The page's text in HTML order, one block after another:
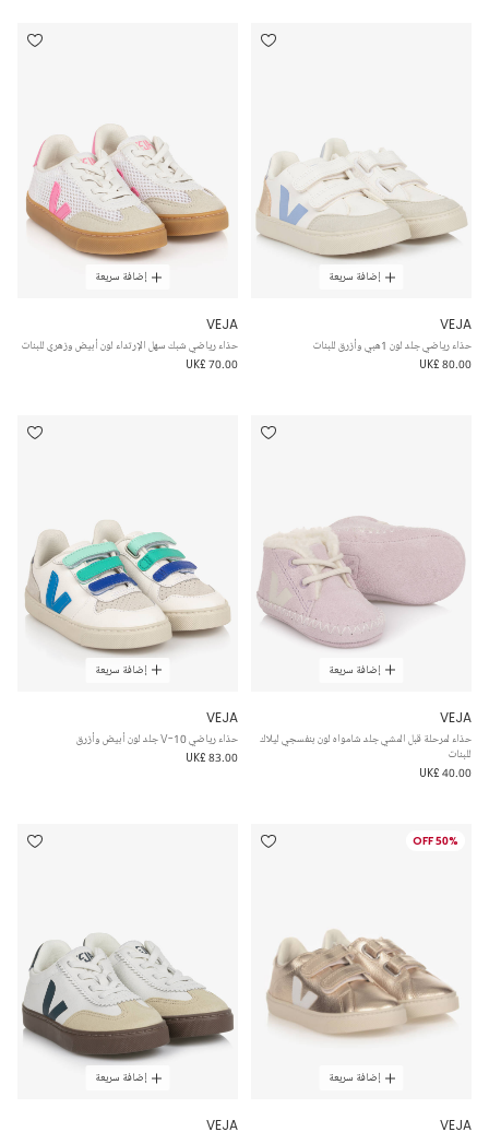
إضافة سريعة
VEJA
حذاء رياضي جلد لون 1هبي وأزرق للبنات
UK£ 80.00
إضافة سريعة
VEJA
حذاء رياضي شبك سهل الإرتداء لون أبيض وزهري للبنات
UK£ 70.00
إضافة سريعة
VEJA
حذاء لمرحلة قبل المشي جلد شامواه لون بنفسجي ليلاك
للبنات
UK£ 40.00
إضافة سريعة
VEJA
حذاء رياضي V-10 جلد لون أبيض وأزرق
UK£ 83.00
50% OFF
إضافة سريعة
VEJA
إضافة سريعة
VEJA